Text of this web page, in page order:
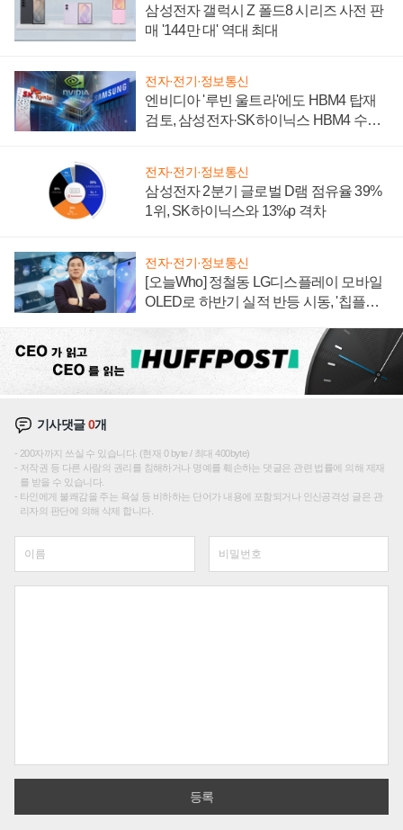
삼성전자 갤럭시 Z 폴드8 시리즈 사전 판
매 '144만 대' 역대 최대
전자·전기·정보통신
엔비디아 '루빈 울트라'에도 HBM4 탑재
검토, 삼성전자·SK하이닉스 HBM4 수율
전자·전기·정보통신
삼성전자 2분기 글로벌 D램 점유율 39%
1위, SK하이닉스와 13%p 격차
전자·전기·정보통신
[오늘Who] 정철동 LG디스플레이 모바일
OLED로 하반기 실적 반등 시동, '칩플레
기사댓글0개
200자까지 쓰실 수 있습니다. (현재 0 byte / 최대 400byte)
저작권 등 다른 사람의 권리를 침해하거나 명예를 훼손하는 댓글은 관련 법률에 의해 제재
를 받을 수 있습니다.
타인에게 불쾌감을 주는 욕설 등 비하하는 단어가 내용에 포함되거나 인신공격성 글은 관
리자의 판단에 의해 삭제 합니다.